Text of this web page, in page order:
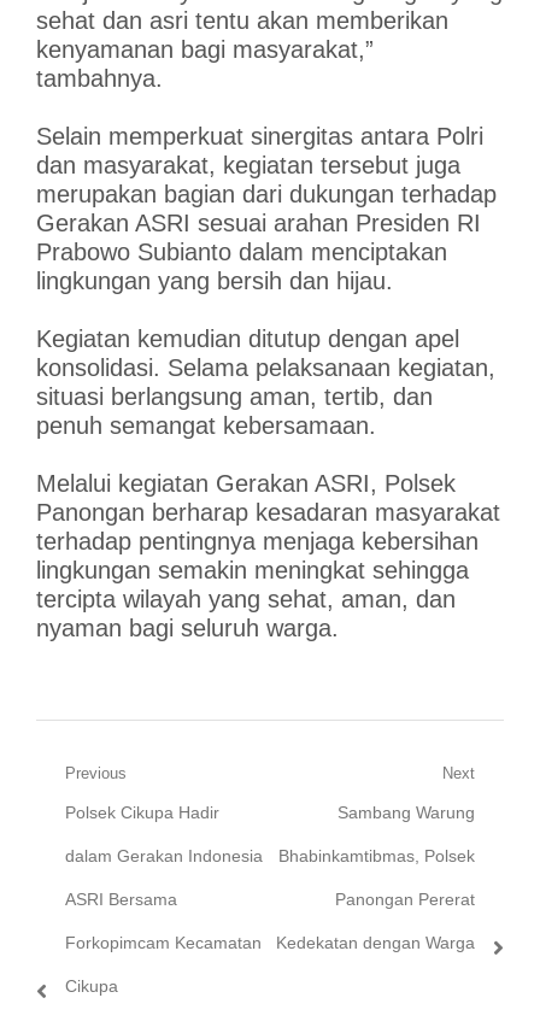
sehat dan asri tentu akan memberikan
kenyamanan bagi masyarakat,”
tambahnya.
Selain memperkuat sinergitas antara Polri
dan masyarakat, kegiatan tersebut juga
merupakan bagian dari dukungan terhadap
Gerakan ASRI sesuai arahan Presiden RI
Prabowo Subianto dalam menciptakan
lingkungan yang bersih dan hijau.
Kegiatan kemudian ditutup dengan apel
konsolidasi. Selama pelaksanaan kegiatan,
situasi berlangsung aman, tertib, dan
penuh semangat kebersamaan.
Melalui kegiatan Gerakan ASRI, Polsek
Panongan berharap kesadaran masyarakat
terhadap pentingnya menjaga kebersihan
lingkungan semakin meningkat sehingga
tercipta wilayah yang sehat, aman, dan
nyaman bagi seluruh warga.
Navigasi
pos
Previous
Previous
post:
Polsek Cikupa Hadir
dalam Gerakan Indonesia
ASRI Bersama
Forkopimcam Kecamatan
Cikupa
Next
Next
post:
Sambang Warung
Bhabinkamtibmas, Polsek
Panongan Pererat
Kedekatan dengan Warga